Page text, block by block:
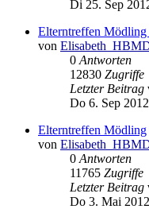
Di 25. Sep
Elterntreffen Mödling
von
0 Antworten
12830 Zugriffe
Letzter Beitrag
Do 6. Sep
Elterntreffen Mödling
von
0 Antworten
11765 Zugriffe
Letzter Beitrag
Do 3. Mai